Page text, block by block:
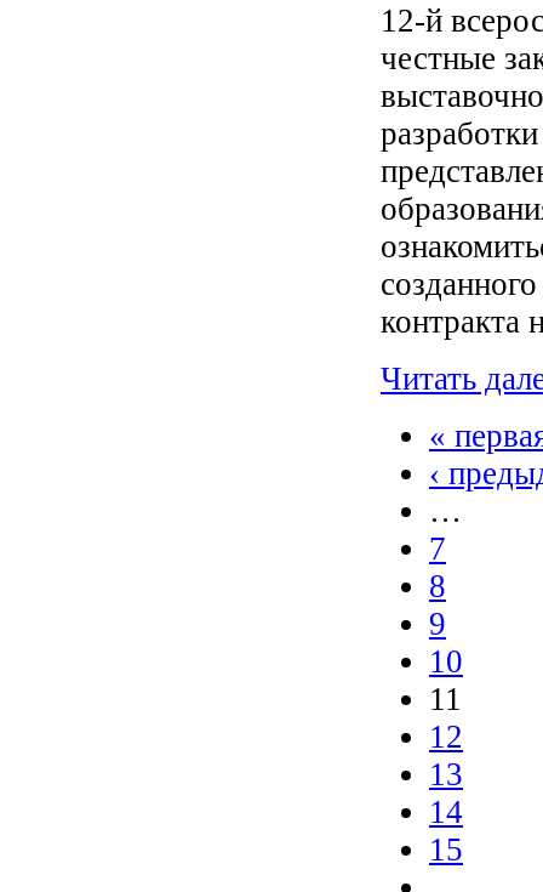
12-й
честные
контракта
Читать
«
‹
…
7
8
9
10
11
12
13
14
15